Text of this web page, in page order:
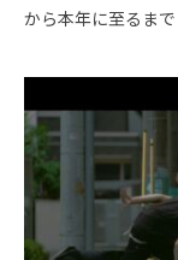
から本年に至るま